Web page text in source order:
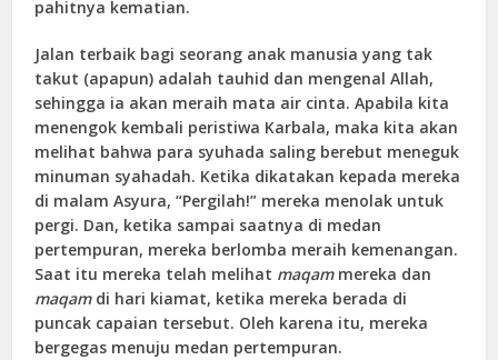
pahitnya kematian.
Jalan terbaik bagi seorang anak manusia yang tak
takut (apapun) adalah tauhid dan mengenal Allah,
sehingga ia akan meraih mata air cinta. Apabila kita
menengok kembali peristiwa Karbala, maka kita akan
melihat bahwa para syuhada saling berebut meneguk
minuman syahadah. Ketika dikatakan kepada mereka
di malam Asyura, “Pergilah!” mereka menolak untuk
pergi. Dan, ketika sampai saatnya di medan
pertempuran, mereka berlomba meraih kemenangan.
Saat itu mereka telah melihat maqammereka dan
maqamdi hari kiamat, ketika mereka berada di
puncak capaian tersebut. Oleh karena itu, mereka
bergegas menuju medan pertempuran.